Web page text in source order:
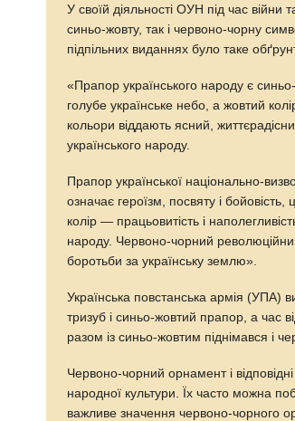
У своїй діяльності ОУН під час війни
синьо-жовту, так і червоно-чорну
підпільних виданнях було таке
«Прапор українського народу є
голубе українське небо, а жовтий
кольори віддають ясний,
українського народу.
Прапор української національно-
означає героїзм, посвяту і
колір — працьовитість і
народу. Червоно-чорний
боротьби за українську землю».
Українська повстанська армія (УПА)
тризуб і синьо-жовтий прапор, а час
разом із синьо-жовтим піднімався і
Червоно-чорний орнамент і
народної культури. Їх часто можна
важливе значення червоно-чорного